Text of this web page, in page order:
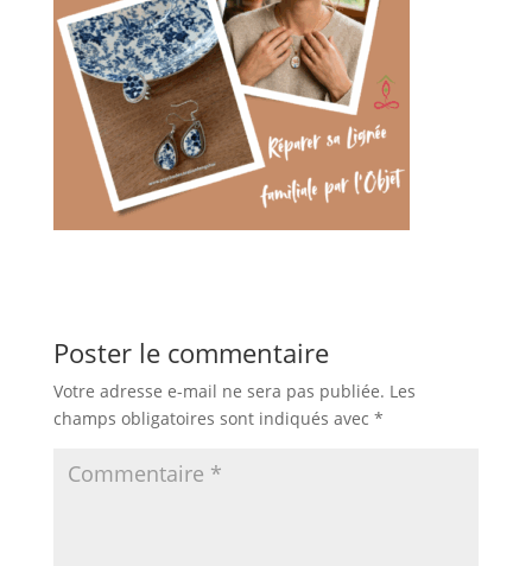
Poster le commentaire
Votre adresse e-mail ne sera pas publiée. Les
champs obligatoires sont indiqués avec *